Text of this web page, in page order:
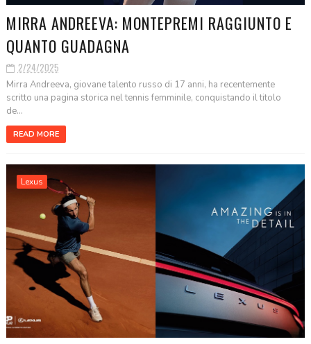
MIRRA ANDREEVA: MONTEPREMI RAGGIUNTO E
QUANTO GUADAGNA
2/24/2025
Mirra Andreeva, giovane talento russo di 17 anni, ha recentemente
scritto una pagina storica nel tennis femminile, conquistando il titolo
de...
READ MORE
Lexus